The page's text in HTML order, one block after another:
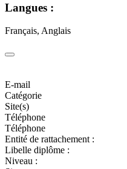
Langues :
Français, Anglais
E-mail
Catégorie
Site(s)
Téléphone
Téléphone
Entité de rattachement :
Libelle diplôme :
Niveau :